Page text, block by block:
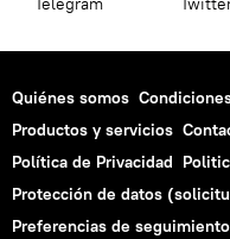
Quiénes somos
Productos y servicios
Política de Privacidad
Protección de datos
Preferencias de seguimiento